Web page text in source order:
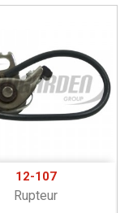
12-107
Rupteur